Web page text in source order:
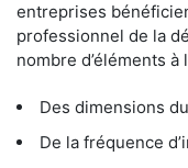
entreprises
professionnel de la
nombre d’éléments à
Des dimensions
De la fréquence